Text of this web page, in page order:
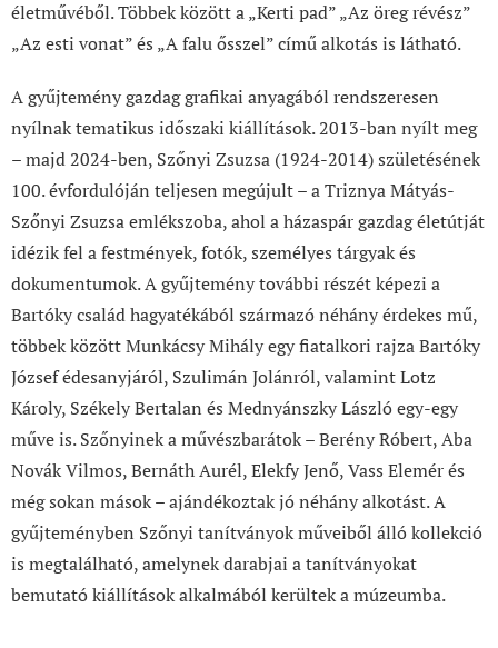
életművéből. Többek között a „Kerti pad” „Az öreg révész”
„Az esti vonat” és „A falu ősszel” című alkotás is látható.
A gyűjtemény gazdag grafikai anyagából rendszeresen
nyílnak tematikus időszaki kiállítások. 2013-ban nyílt meg
– majd 2024-ben, Szőnyi Zsuzsa (1924-2014) születésének
100. évfordulóján teljesen megújult – a Triznya Mátyás-
Szőnyi Zsuzsa emlékszoba, ahol a házaspár gazdag életútját
idézik fel a festmények, fotók, személyes tárgyak és
dokumentumok. A gyűjtemény további részét képezi a
Bartóky család hagyatékából származó néhány érdekes mű,
többek között Munkácsy Mihály egy fiatalkori rajza Bartóky
József édesanyjáról, Szulimán Jolánról, valamint Lotz
Károly, Székely Bertalan és Mednyánszky László egy-egy
műve is. Szőnyinek a művészbarátok – Berény Róbert, Aba
Novák Vilmos, Bernáth Aurél, Elekfy Jenő, Vass Elemér és
még sokan mások – ajándékoztak jó néhány alkotást. A
gyűjteményben Szőnyi tanítványok műveiből álló kollekció
is megtalálható, amelynek darabjai a tanítványokat
bemutató kiállítások alkalmából kerültek a múzeumba.